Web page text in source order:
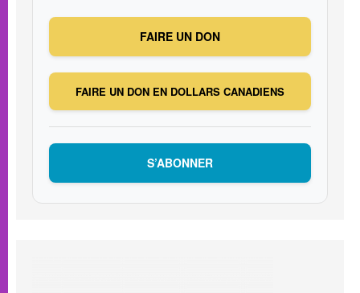
FAIRE UN DON
FAIRE UN DON EN DOLLARS CANADIENS
S’ABONNER